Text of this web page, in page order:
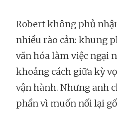
Robert không phủ
nhiều rào cản: khung
văn hóa làm việc ngại
khoảng cách giữa kỳ
vận hành. Nhưng anh
phần vì muốn nối lại